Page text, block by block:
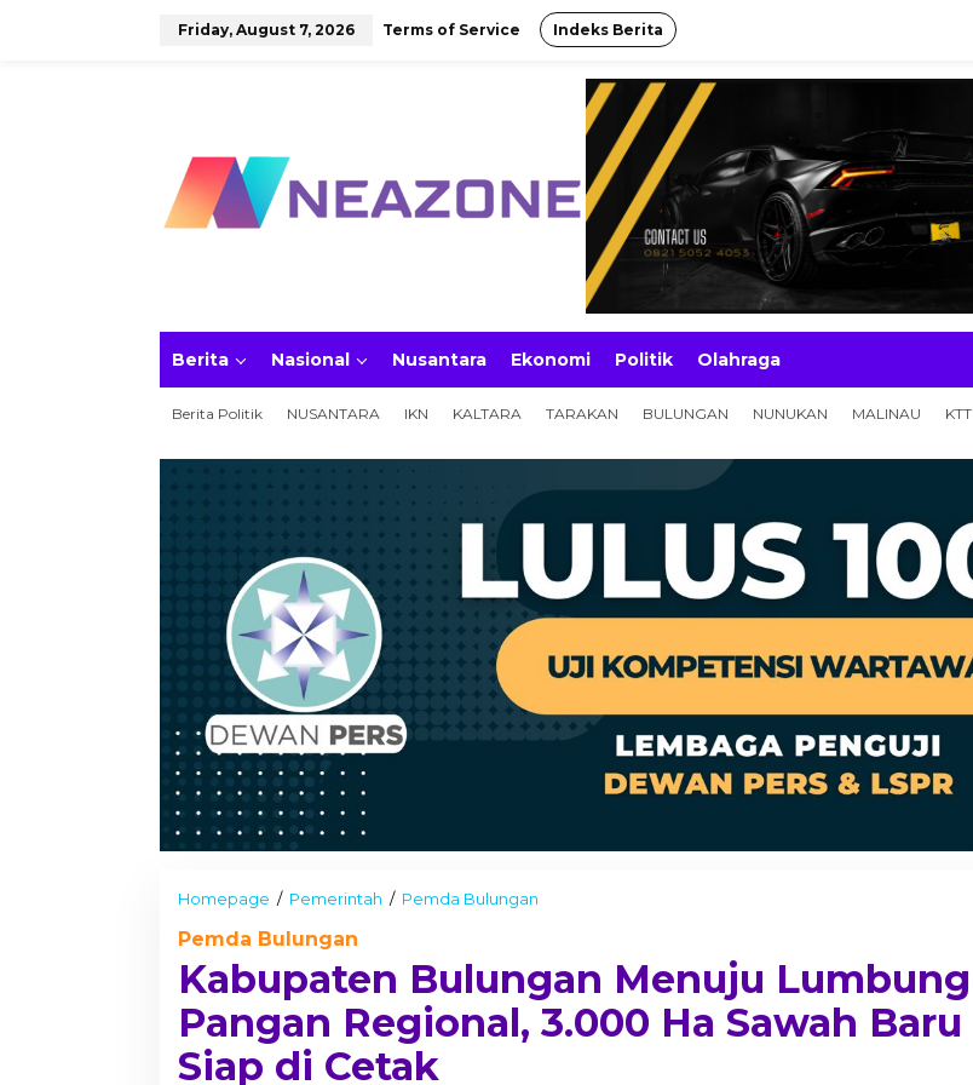
Friday, August 7, 2026 Terms of Service Indeks Berita
Berita Nasional Nusantara Ekonomi Politik Olahraga
Berita Politik NUSANTARA IKN KALTARA TARAKAN BULUNGAN NUNUKAN MALINAU KTT
Homepage / Pemerintah / Pemda Bulungan
p
a
t
Pemda Bulungan
Kabupaten Bulungan Menuju Lumbung
Pangan Regional, 3.000 Ha Sawah Baru
Siap di Cetak